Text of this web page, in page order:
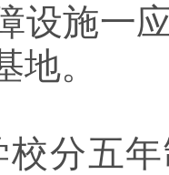
设施一
地。
校分五年